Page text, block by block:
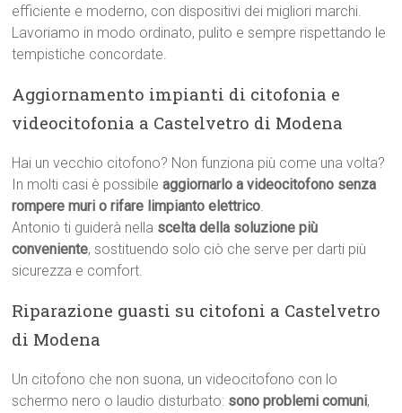
efficiente e moderno, con dispositivi dei migliori marchi.
Lavoriamo in modo ordinato, pulito e sempre rispettando le
tempistiche concordate.
Aggiornamento impianti di citofonia e
videocitofonia a Castelvetro di Modena
Hai un vecchio citofono? Non funziona più come una volta?
In molti casi è possibileaggiornarlo a videocitofono senza
rompere muri o rifare limpianto elettrico.
Antonio ti guiderà nella scelta della soluzione più
conveniente, sostituendo solo ciò che serve per darti più
sicurezza e comfort.
Riparazione guasti su citofoni a Castelvetro
di Modena
Un citofono che non suona, un videocitofono con lo
schermo nero o laudio disturbato: sono problemi comuni,